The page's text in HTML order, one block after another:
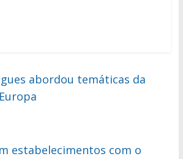
abordou temáticas da
estabelecimentos com o